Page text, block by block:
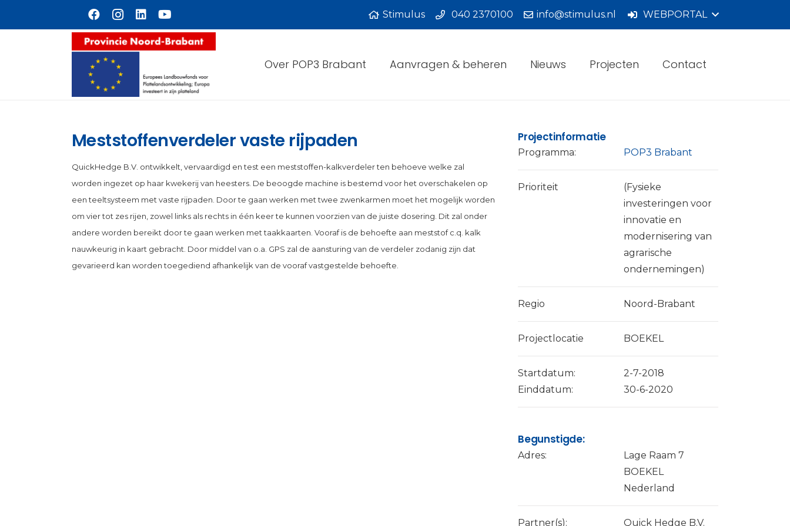
Naar hoofdinhoud
Stimulus 040 2370100 info@stimulus.nl WEBPORTAL
Over POP3 Brabant Aanvragen & beheren Nieuws Projecten Contact
Meststoffenverdeler vaste rijpaden
QuickHedge B.V. ontwikkelt, vervaardigd en test een meststoffen-kalkverdeler ten behoeve welke zal
worden ingezet op haar kwekerij van heesters. De beoogde machine is bestemd voor het overschakelen op
een teeltsysteem met vaste rijpaden. Door te gaan werken met twee zwenkarmen moet het mogelijk worden
om vier tot zes rijen, zowel links als rechts in één keer te kunnen voorzien van de juiste dosering. Dit zal onder
andere worden bereikt door te gaan werken met taakkaarten. Vooraf is de behoefte aan meststof c.q. kalk
nauwkeurig in kaart gebracht. Door middel van o.a. GPS zal de aansturing van de verdeler zodanig zijn dat
gevarieerd kan worden toegediend afhankelijk van de vooraf vastgestelde behoefte.
Projectinformatie
Programma: POP3 Brabant
Prioriteit
(Fysieke
investeringen voor
innovatie en
modernisering van
agrarische
ondernemingen)
Regio Noord-Brabant
Projectlocatie BOEKEL
Startdatum:
2-7-2018
Einddatum:
30-6-2020
Begunstigde:
Adres:
Lage Raam 7
BOEKEL
Nederland
Partner(s): Quick Hedge B.V.